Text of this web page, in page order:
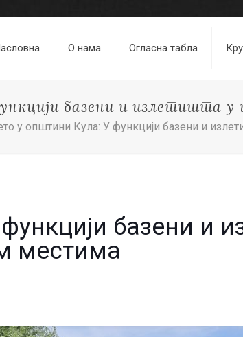
О нама Огласна табла
базени и излетишта у
у општини Кула: У функцији базени и
базени и
местима